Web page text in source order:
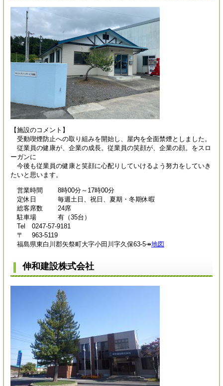
【施設のコメント】
受動喫煙防止への取り組みを開始し、屋内を全面禁煙としました。
従業員の健康が、企業の成長。従業員の笑顔が、企業の顔。をスロ
ーガンに
今後も従業員の健康と笑顔に心配りしていけるよう努力をしていき
たいと思います。
営業時間 8時00分～17時00分
定休日 毎週土日、祝日、夏期・冬期休暇
総客席数 24席
駐車場 有（35台）
Tel 0247-57-9181
〒 963-5119
福島県東白川郡矢祭町大字小田川字久保63-5↠地図
伸和建設株式会社